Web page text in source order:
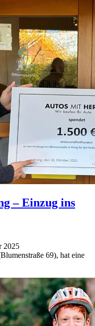
– Einzug ins
2025
69), hat eine